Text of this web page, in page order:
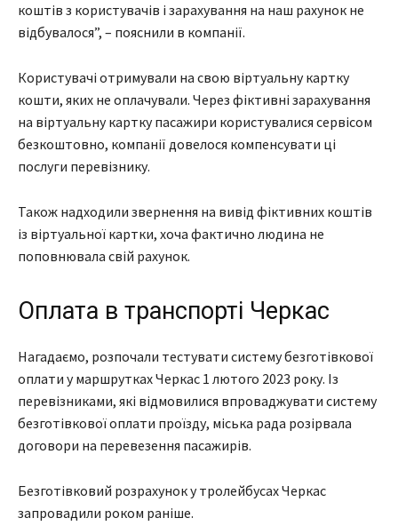
коштів з користувачів і зарахування на наш рахунок не
відбувалося”, – пояснили в компанії.
Користувачі отримували на свою віртуальну картку
кошти, яких не оплачували. Через фіктивні зарахування
на віртуальну картку пасажири користувалися сервісом
безкоштовно, компанії довелося компенсувати ці
послуги перевізнику.
Також надходили звернення на вивід фіктивних коштів
із віртуальної картки, хоча фактично людина не
поповнювала свій рахунок.
Оплата в транспорті Черкас
Нагадаємо, розпочали тестувати систему безготівкової
оплати у маршрутках Черкас 1 лютого 2023 року. Із
перевізниками, які відмовилися впроваджувати систему
безготівкової оплати проїзду, міська рада розірвала
договори на перевезення пасажирів.
Безготівковий розрахунок у тролейбусах Черкас
запровадили роком раніше.